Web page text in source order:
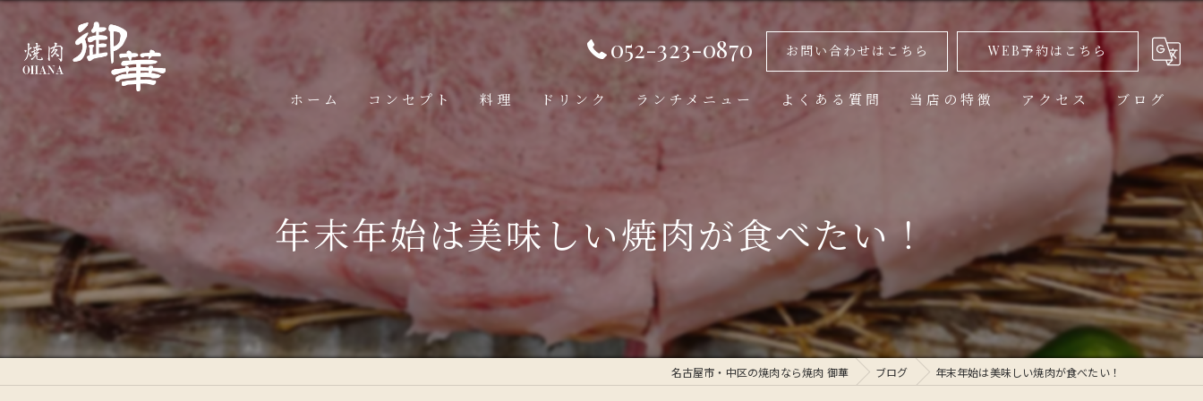
052-323-0870 お問い合わせはこちら WEB予約はこちら
ホーム コンセプト 料理 ドリンク ランチメニュー よくある質問 当店の特徴
コース
1人
アクセス ブログ
年末年始は美味しい焼肉が食べたい！
名古屋市・中区の焼肉なら焼肉 御華 ブログ 年末年始は美味しい焼肉が食べたい！